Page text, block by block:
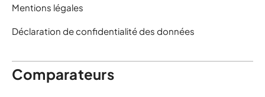
Mentions légales
Déclaration de confidentialité des données
Comparateurs